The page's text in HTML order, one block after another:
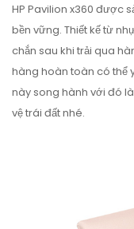
HP Pavilion x360 được
bền vững. Thiết kế từ
chắn sau khi trải qua
hàng hoàn toàn có thể
này song hành với đó
vệ trái đất nhé.